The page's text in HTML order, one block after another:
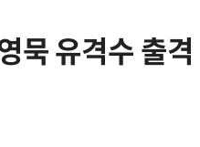
묵 유격수 출